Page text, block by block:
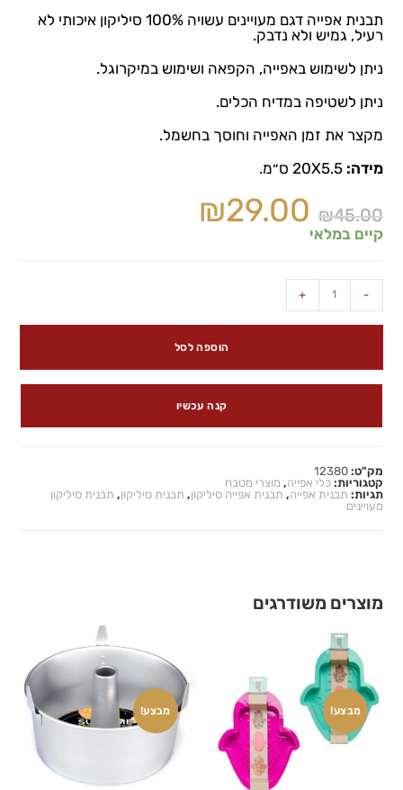
תבנית אפייה דגם מעויינים עשויה 100% סיליקון איכותי לא
רעיל, גמיש ולא נדבק.
ניתן לשימוש באפייה, הקפאה ושימוש במיקרוגל.
ניתן לשטיפה במדיח הכלים.
מקצר את זמן האפייה וחוסך בחשמל.
מידה: 20X5.5 ס״מ.
₪45.00
₪29.00
קיים במלאי
-
+
הוספה לסל
קנה עכשיו
מק"ט:12380
קטגוריות:כלי אפייה, מוצרי מטבח
תגיות: תבנית אפייה, תבנית אפייה סיליקון, תבנית סיליקון, תבנית סיליקון
מעויינים
מוצרים משודרגים
מבצע! מבצע!